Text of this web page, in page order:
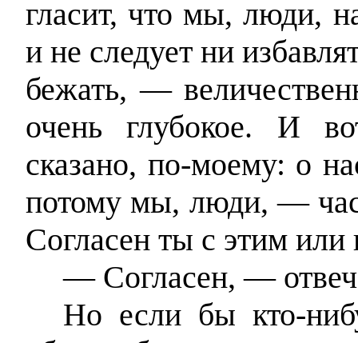
гласит, что мы, люди,
и не следует ни
бежать, —
очень глубокое. И
сказано, по-моему: о
потому мы, люди, —
Согласен ты с этим или
— Согласен, —
Но если бы кто-